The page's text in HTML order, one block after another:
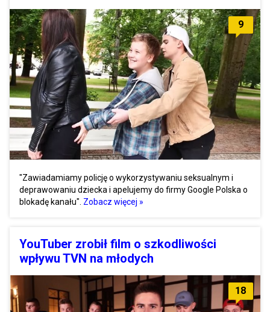
9
"Zawiadamiamy policję o wykorzystywaniu seksualnym i
deprawowaniu dziecka i apelujemy do firmy Google Polska o
blokadę kanału". Zobacz więcej »
YouTuber zrobił film o szkodliwości
wpływu TVN na młodych
18